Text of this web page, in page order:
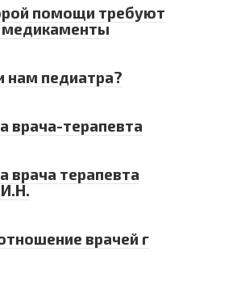
помощи требуют
медикаменты
нам педиатра?
врача-терапевта
врача терапевта
врачей г